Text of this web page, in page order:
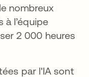
nombreux
à l’équipe
2 000 heures
par l'IA sont